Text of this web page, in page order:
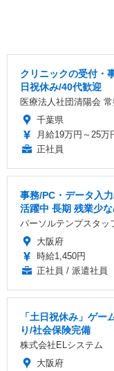
クリニックの受付・
日祝休み/40代歓迎
医療法人社団清陽会
千葉県
月給19万円～25万
正社員
事務/PC・データ入
活躍中 長期 残業少
パーソルテンプスタッ
大阪府
時給1,450円
正社員 / 派遣社員
「土日祝休み」ゲ
り/社会保険完備
株式会社ELシステム
大阪府